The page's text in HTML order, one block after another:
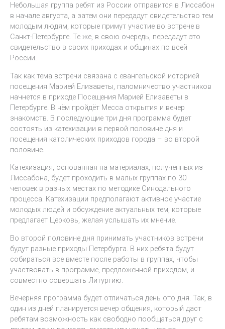
Небольшая группа ребят из России отправится в Лиссабон
в начале августа, а затем они передадут свидетельство тем
молодым людям, которые примут участие во встрече в
Санкт-Петербурге. Те же, в свою очередь, передадут это
свидетельство в своих приходах и общинах по всей
России.
Так как тема встречи связана с евангельской историей
посещения Марией Елизаветы, паломничество участников
начнется в приходе Посещения Марией Елизаветы в
Петербурге. В нём пройдёт Месса открытия и вечер
знакомств. В последующие три дня программа будет
состоять из катехизации в первой половине дня и
посещения католических приходов города – во второй
половине.
Катехизация, основанная на материалах, полученных из
Лиссабона, будет проходить в малых группах по 30
человек в разных местах по методике Синодального
процесса. Катехизации предполагают активное участие
молодых людей и обсуждение актуальных тем, которые
предлагает Церковь, желая услышать их мнение.
Во второй половине дня принимать участников встречи
будут разные приходы Петербурга. В них ребята будут
собираться все вместе после работы в группах, чтобы
участвовать в программе, предложенной приходом, и
совместно совершать Литургию.
Вечерняя программа будет отличаться день ото дня. Так, в
один из дней планируется вечер общения, который даст
ребятам возможность как свободно пообщаться друг с